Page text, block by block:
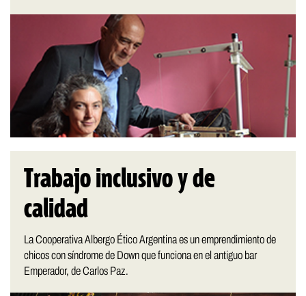
Trabajo inclusivo y de
calidad
La Cooperativa Albergo Ético Argentina es un emprendimiento de
chicos con síndrome de Down que funciona en el antiguo bar
Emperador, de Carlos Paz.